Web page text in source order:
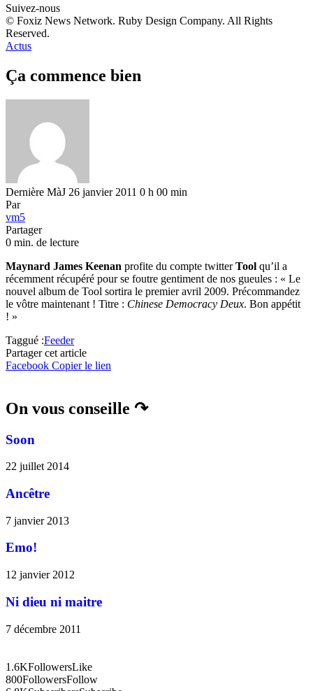
Suivez-nous
© Foxiz News Network. Ruby Design Company. All Rights
Reserved.
Actus
Ça commence bien
Dernière MàJ 26 janvier 2011 0 h 00 min
Par
vm5
Partager
0 min. de lecture
Maynard James Keenan profite du compte twitterTool qu’il a
récemment récupéré pour se foutre gentiment de nos gueules : « Le
nouvel album de Tool sortira le premier avril 2009. Précommandez
le vôtre maintenant ! Titre : Chinese Democracy Deux. Bon appétit
! »
Taggué :Feeder
Partager cet article
Facebook Copier le lien
On vous conseille ↷
Soon
22 juillet 2014
Ancêtre
7 janvier 2013
Emo!
12 janvier 2012
Ni dieu ni maitre
7 décembre 2011
1.6KFollowersLike
800FollowersFollow